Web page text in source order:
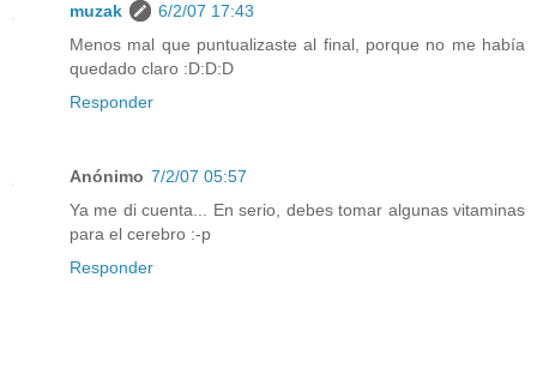
muzak
6/2/07 17:43
Menos mal que puntualizaste al final, porque no me había
quedado claro :D:D:D
Responder
Anónimo 7/2/07 05:57
Ya me di cuenta... En serio, debes tomar algunas vitaminas
para el cerebro :-p
Responder